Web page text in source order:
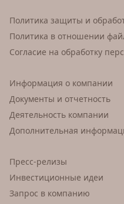
Политика защиты и
Политика в отношении
Согласие на обработку
Информация о компании
Документы и отчетность
Деятельность компании
Дополнительная
Пресс-релизы
Инвестиционные идеи
Запрос в компанию